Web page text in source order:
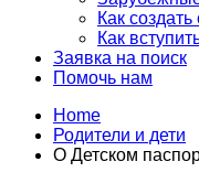
Как создать
Как
Заявка на поиск
Помочь нам
Home
Родители и дети
О Детском